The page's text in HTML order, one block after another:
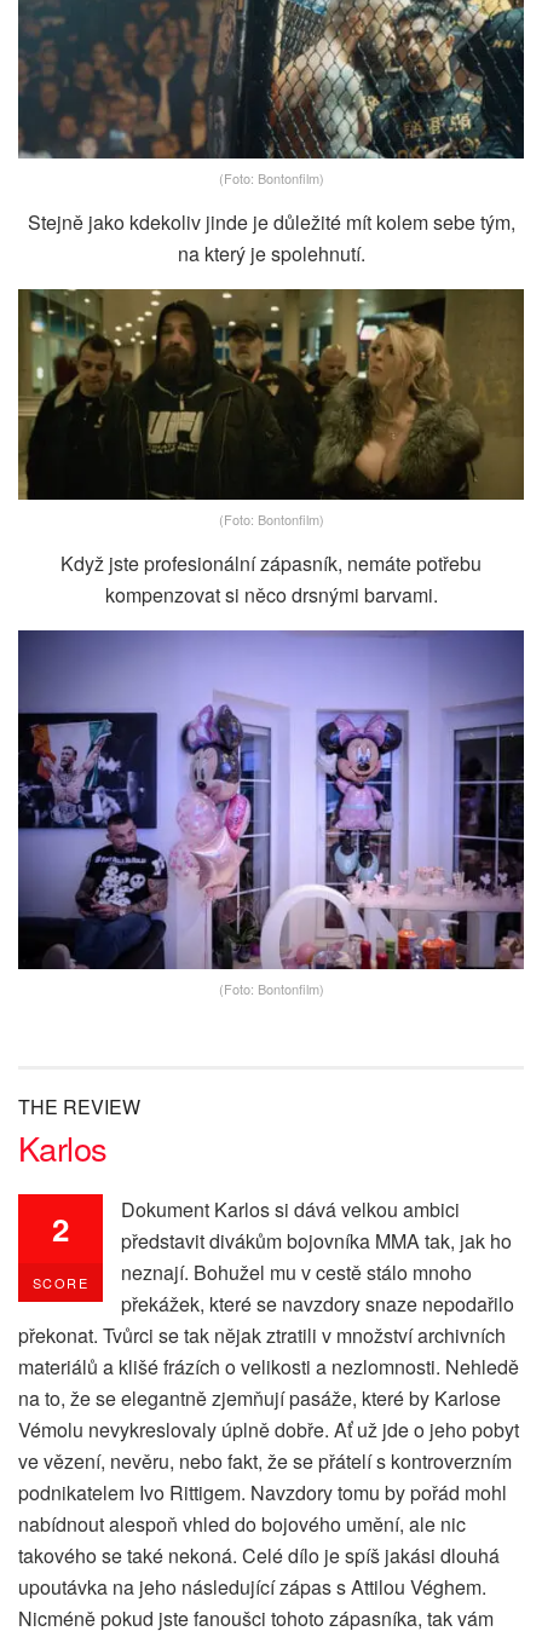
(Foto: Bontonfilm)
Stejně jako kdekoliv jinde je důležité mít kolem sebe tým,
na který je spolehnutí.
(Foto: Bontonfilm)
Když jste profesionální zápasník, nemáte potřebu
kompenzovat si něco drsnými barvami.
(Foto: Bontonfilm)
THE REVIEW
Karlos
2
SCORE
Dokument Karlos si dává velkou ambici
představit divákům bojovníka MMA tak, jak ho
neznají. Bohužel mu v cestě stálo mnoho
překážek, které se navzdory snaze nepodařilo
překonat. Tvůrci se tak nějak ztratili v množství archivních
materiálů a klišé frázích o velikosti a nezlomnosti. Nehledě
na to, že se elegantně zjemňují pasáže, které by Karlose
Vémolu nevykreslovaly úplně dobře. Ať už jde o jeho pobyt
ve vězení, nevěru, nebo fakt, že se přátelí s kontroverzním
podnikatelem Ivo Rittigem. Navzdory tomu by pořád mohl
nabídnout alespoň vhled do bojového umění, ale nic
takového se také nekoná. Celé dílo je spíš jakási dlouhá
upoutávka na jeho následující zápas s Attilou Véghem.
Nicméně pokud jste fanoušci tohoto zápasníka, tak vám